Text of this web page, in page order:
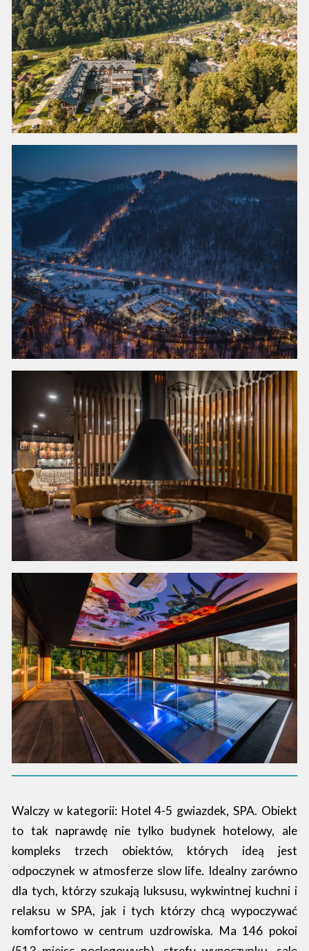
Walczy w kategorii: Hotel 4-5 gwiazdek, SPA. Obiekt
to tak naprawdę nie tylko budynek hotelowy, ale
kompleks trzech obiektów, których ideą jest
odpoczynek w atmosferze slow life. Idealny zarówno
dla tych, którzy szukają luksusu, wykwintnej kuchni i
relaksu w SPA, jak i tych którzy chcą wypoczywać
komfortowo w centrum uzdrowiska. Ma 146 pokoi